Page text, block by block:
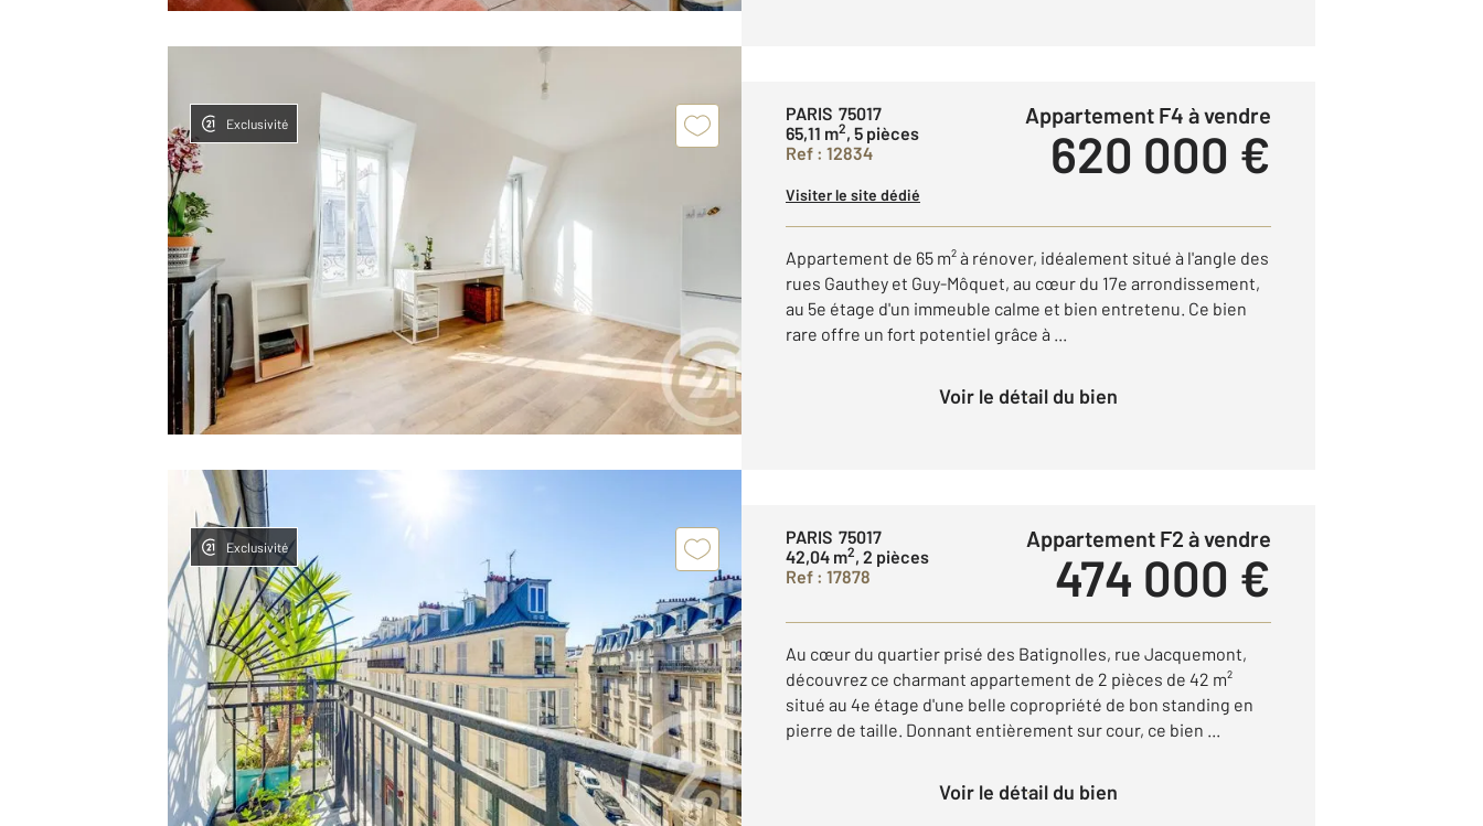
Exclusivité
PARIS 75017
65,11 m2, 5 pièces
Ref : 12834
Appartement F4 à vendre
620 000 €
Visiter le site dédié
Appartement de 65 m² à rénover, idéalement situé à l'angle des
rues Gauthey et Guy-Môquet, au cœur du 17e arrondissement,
au 5e étage d'un immeuble calme et bien entretenu. Ce bien
rare offre un fort potentiel grâce à ...
Voir le détail du bien
Exclusivité
PARIS 75017
42,04 m2, 2 pièces
Ref : 17878
Appartement F2 à vendre
474 000 €
Au cœur du quartier prisé des Batignolles, rue Jacquemont,
découvrez ce charmant appartement de 2 pièces de 42 m²
situé au 4e étage d'une belle copropriété de bon standing en
pierre de taille. Donnant entièrement sur cour, ce bien ...
Voir le détail du bien